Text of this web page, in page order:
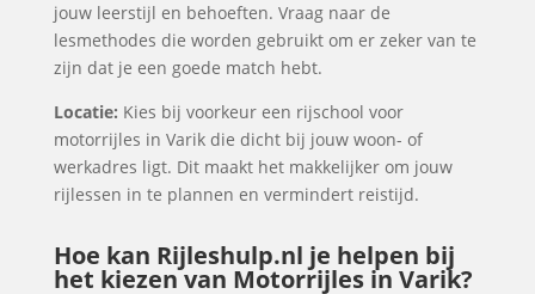
jouw leerstijl en behoeften. Vraag naar de
lesmethodes die worden gebruikt om er zeker van te
zijn dat je een goede match hebt.
Locatie: Kies bij voorkeur een rijschool voor
motorrijles in Varik die dicht bij jouw woon- of
werkadres ligt. Dit maakt het makkelijker om jouw
rijlessen in te plannen en vermindert reistijd.
Hoe kan Rijleshulp.nl je helpen bij
het kiezen van Motorrijles in Varik?